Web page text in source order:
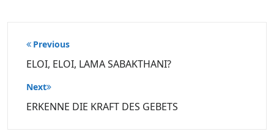
Beitragsnavigation
Previous
ELOI, ELOI, LAMA SABAKTHANI?
Next
ERKENNE DIE KRAFT DES GEBETS